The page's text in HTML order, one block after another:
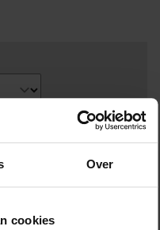
Over
cookies